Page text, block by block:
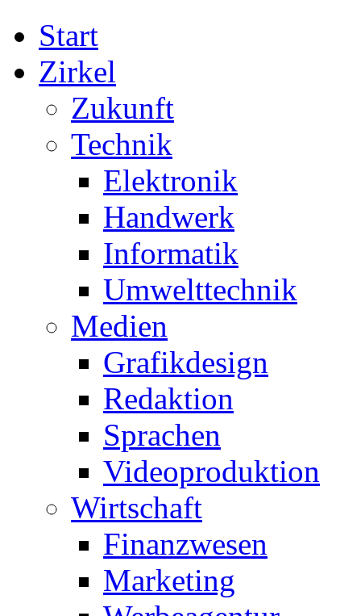
Start
Zirkel
Zukunft
Technik
Elektronik
Handwerk
Informatik
Umwelttechnik
Medien
Grafikdesign
Redaktion
Sprachen
Videoproduktion
Wirtschaft
Finanzwesen
Marketing